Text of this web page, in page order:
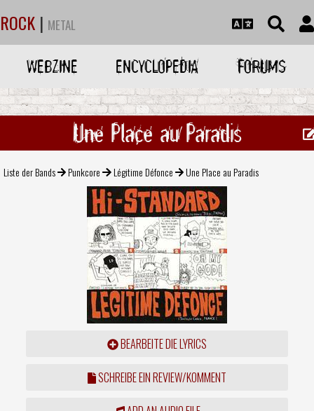
ROCK | METAL
WEBZINE ENCYCLOPEDIA FORUMS
Une Place au Paradis
Liste der Bands Punkcore Légitime Défonce Une Place au Paradis
BEARBEITE DIE LYRICS
SCHREIBE EIN REVIEW/KOMMENT